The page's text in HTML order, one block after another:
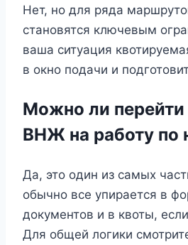
Нет, но для ряда
становятся ключевым
ваша ситуация
в окно подачи и
Можно ли перейти
ВНЖ на работу по
Да, это один из самых
обычно все упирается в
документов и в квоты,
Для общей логики